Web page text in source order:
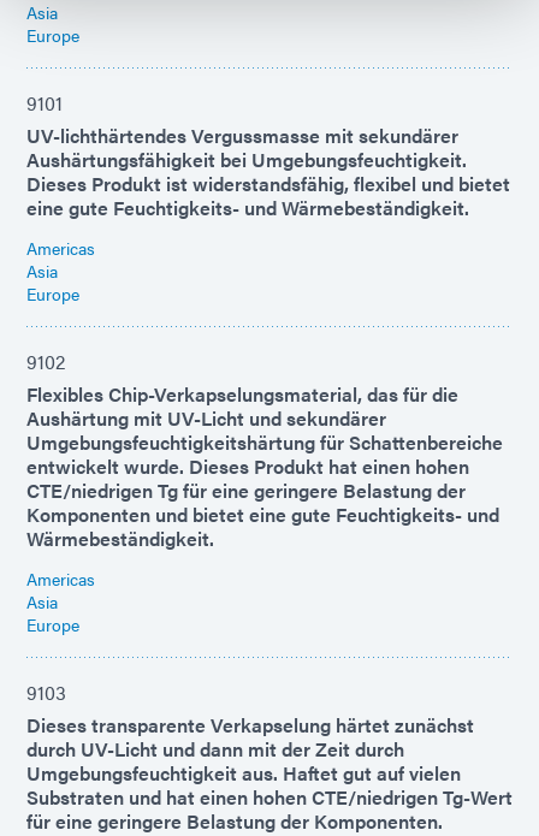
Asia
Europe
9101
UV-lichthärtendes Vergussmasse mit sekundärer
Aushärtungsfähigkeit bei Umgebungsfeuchtigkeit.
Dieses Produkt ist widerstandsfähig, flexibel und bietet
eine gute Feuchtigkeits- und Wärmebeständigkeit.
Americas
Asia
Europe
9102
Flexibles Chip-Verkapselungsmaterial, das für die
Aushärtung mit UV-Licht und sekundärer
Umgebungsfeuchtigkeitshärtung für Schattenbereiche
entwickelt wurde. Dieses Produkt hat einen hohen
CTE/niedrigen Tg für eine geringere Belastung der
Komponenten und bietet eine gute Feuchtigkeits- und
Wärmebeständigkeit.
Americas
Asia
Europe
9103
Dieses transparente Verkapselung härtet zunächst
durch UV-Licht und dann mit der Zeit durch
Umgebungsfeuchtigkeit aus. Haftet gut auf vielen
Substraten und hat einen hohen CTE/niedrigen Tg-Wert
für eine geringere Belastung der Komponenten.